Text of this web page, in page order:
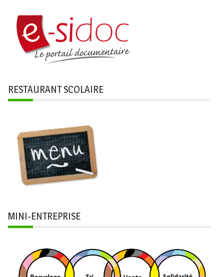
RESTAURANT SCOLAIRE
MINI-ENTREPRISE